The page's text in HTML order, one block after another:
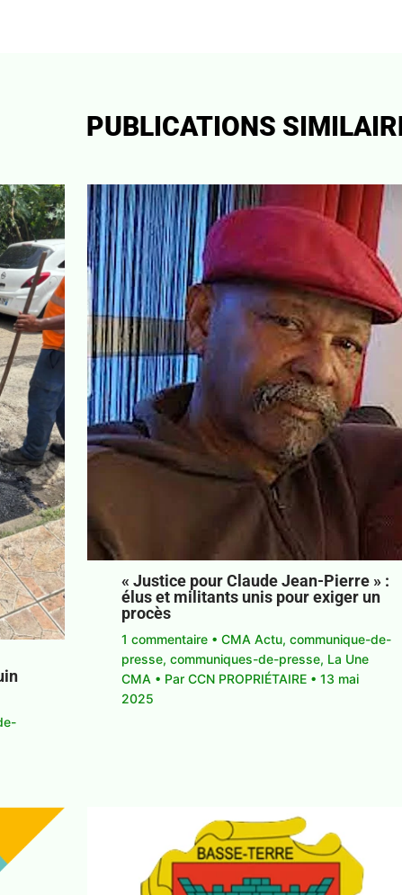
PUBLICATIONS
« Justice pour Claude Jean-Pierre » :
élus et militants unis pour exiger un
procès
1 commentaire CMA Actu
communique-
communiques-de-presse
La Une
CMA• Par CCN PROPRIÉTAIRE•
13 mai
2025